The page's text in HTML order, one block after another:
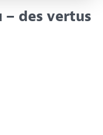
– des vertus